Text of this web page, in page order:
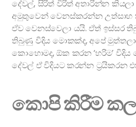
දේවල්, සිරිත් විරිත් අතාරින්න
අමුතුවෙන් වෙනස්කරන්න
ඒව වෙනස්වෙලා යයි. ඒත් ඉස්සර
තිබුණු විදිය මොකක්ද, අපේ
කොහොමද, ඕක කරන ‘හරිම’
දේවල් ඒ විදියට කරන්න ට්‍රයිකරන
කොපි කිරීම